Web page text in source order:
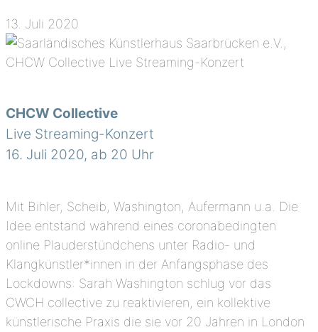
13. Juli 2020
CHCW Collective
Live Streaming-Konzert
16. Juli 2020, ab 20 Uhr
Mit Bihler, Scheib, Washington, Aufermann u.a. Die
Idee entstand während eines coronabedingten
online Plauderstündchens unter Radio- und
Klangkünstler*innen in der Anfangsphase des
Lockdowns: Sarah Washington schlug vor das
CWCH collective zu reaktivieren, ein kollektive
künstlerische Praxis die sie vor 20 Jahren in London